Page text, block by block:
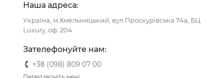
Наша адреса:
Україна, м.Хмельницький, вул.Проскурівська 74а, БЦ
Luxury, оф. 204
Зателефонуйте нам:
+38 (098) 809 07 00